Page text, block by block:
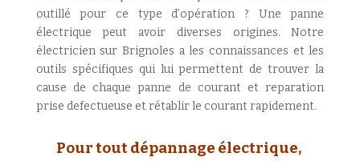
outillé pour ce type d’opération ? Une panne
électrique peut avoir diverses origines. Notre
électricien sur Brignoles a les connaissances et les
outils spécifiques qui lui permettent de trouver la
cause de chaque panne de courant et reparation
prise defectueuse et rétablir le courant rapidement.
Pour tout dépannage électrique,